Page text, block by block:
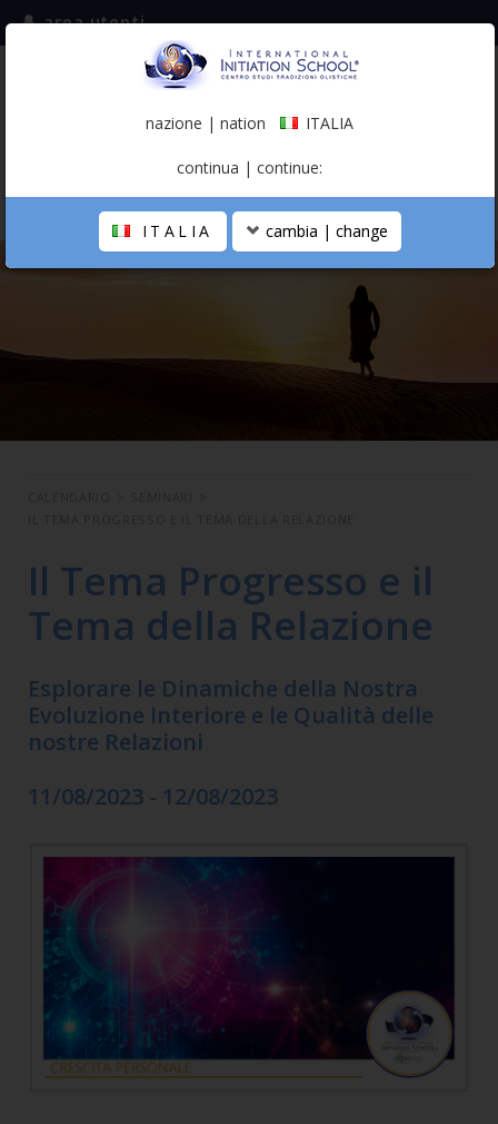
iscriviti alla mailing list
(italiano)
area utenti
LA SCUOLA
Il Tema Progresso e il
Tema della Relazione
Esplorare le Dinamiche della Nostra
Evoluzione Interiore e le Qualità delle
nostre Relazioni
11/08/2023 - 12/08/2023
nazione | nation ITALIA
continua | continue:
ITALIA cambia | change